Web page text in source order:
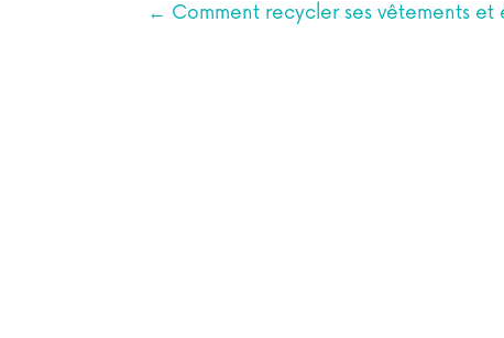
← Comment recycler ses vêtements